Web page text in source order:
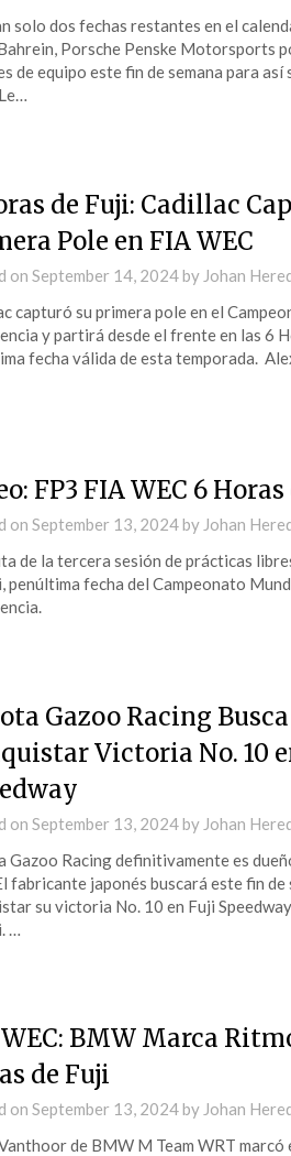
solo dos fechas restantes en el
Porsche Penske Motorsports
de equipo este fin de semana para
de Fuji: Cadillac
Pole en FIA WEC
on September 14, 2024by Johan
capturó su primera pole en el
y partirá desde el frente en las 6
fecha válida de esta temporada.
FP3 FIA WEC 6
on September 13, 2024by Johan
de la tercera sesión de prácticas
penúltima fecha del Campeonato
Gazoo Racing Busca
Victoria No. 10
on September 13, 2024by Johan
Gazoo Racing definitivamente es
fabricante japonés buscará este fin de
su victoria No. 10 en Fuji
BMW Marca
de Fuji
on September 13, 2024by Johan
de BMW M Team WRT marcó